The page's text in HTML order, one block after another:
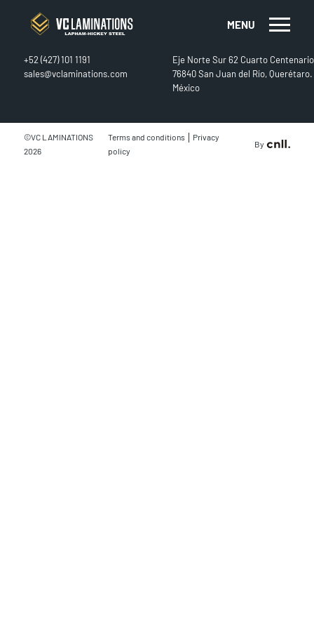
MENU
CONTACT
+52 (427) 101 1191
sales@vclaminations.com
Eje Norte Sur 62 Cuarto Centenario
76840 San Juan del Río, Querétaro.
México
©VC LAMINATIONS
2026
Terms and conditions | Privacy
policy
By